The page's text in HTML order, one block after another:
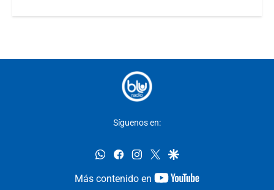
Síguenos en:
whatsappfacebookinstagram
twittergoogle
Más contenido en
youtube-